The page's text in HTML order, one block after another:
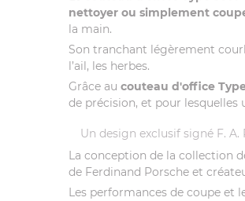
nettoyer ou simplement
la main.
Son tranchant légèrement
l’ail, les herbes.
Grâce au couteau d'office
de précision, et pour
Un design exclusif signé F. A.
La conception de la collection
de Ferdinand Porsche et
Les performances de coupe et